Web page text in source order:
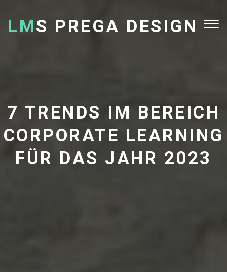
LMS PREGA DESIGN
7 TRENDS IM BEREICH
CORPORATE LEARNING
FÜR DAS JAHR 2023